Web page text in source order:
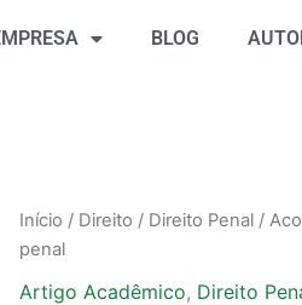
BLOG
Início / Direito / Direito Penal /
penal
Artigo Acadêmico, Direito
Acordo
não
persecução